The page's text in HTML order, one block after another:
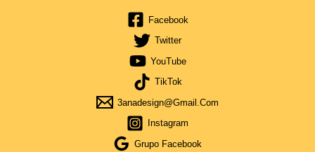
Facebook
Twitter
YouTube
TikTok
3anadesign@gmail.com
Instagram
Grupo Facebook